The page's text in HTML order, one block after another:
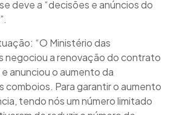
deve a “decisões e anúncios do
“O Ministério das
negociou a renovação do contrato
anunciou o aumento da
comboios. Para garantir o aumento
tendo nós um número limitado